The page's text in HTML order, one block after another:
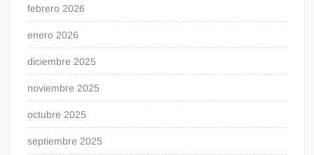
febrero 2026
enero 2026
diciembre 2025
noviembre 2025
octubre 2025
septiembre 2025